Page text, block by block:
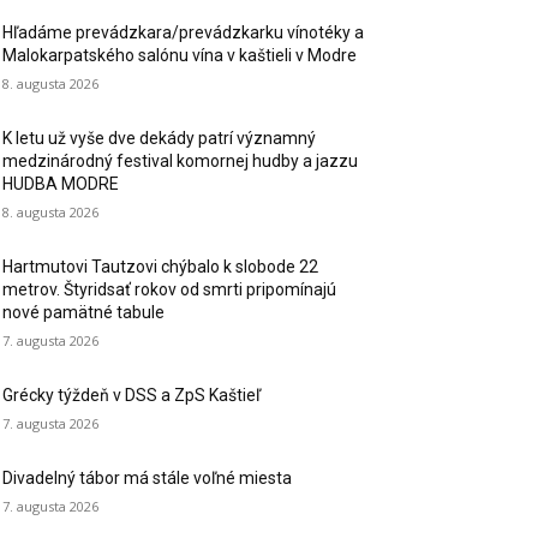
Hľadáme prevádzkara/prevádzkarku vínotéky a
Malokarpatského salónu vína v kaštieli v Modre
8. augusta 2026
K letu už vyše dve dekády patrí významný
medzinárodný festival komornej hudby a jazzu
HUDBA MODRE
8. augusta 2026
Hartmutovi Tautzovi chýbalo k slobode 22
metrov. Štyridsať rokov od smrti pripomínajú
nové pamätné tabule
7. augusta 2026
Grécky týždeň v DSS a ZpS Kaštieľ
7. augusta 2026
Divadelný tábor má stále voľné miesta
7. augusta 2026